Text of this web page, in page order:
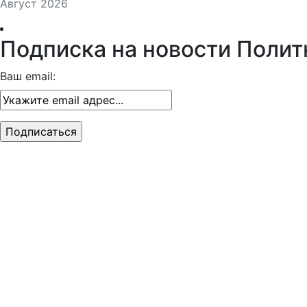
Август 2026
Подписка на новости
Ваш email: